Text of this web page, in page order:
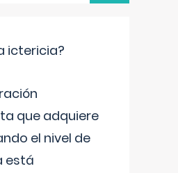
ictericia?
que adquiere
el nivel de
está